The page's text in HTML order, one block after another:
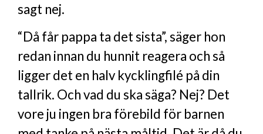
sagt nej.
“Då får pappa ta det sista”, säger hon
redan innan du hunnit reagera och så
ligger det en halv kycklingfilé på din
tallrik. Och vad du ska säga? Nej? Det
vore ju ingen bra förebild för barnen